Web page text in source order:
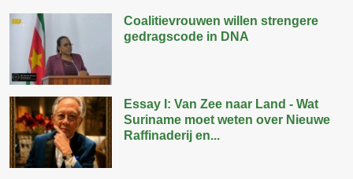
Coalitievrouwen willen strengere
gedragscode in DNA
Essay I: Van Zee naar Land - Wat
Suriname moet weten over Nieuwe
Raffinaderij en...